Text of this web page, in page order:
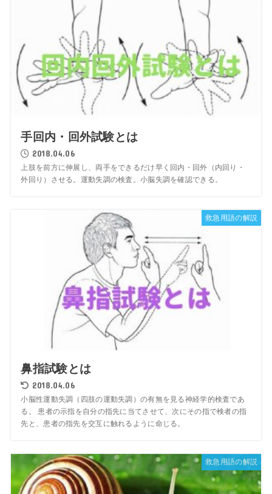
手回内・回外試験とは
2018.04.06
上肢を前方に伸展し、両手をできるだけ早く回内・回外（内回り・
外回り）させる。運動失調の検査。小脳失調を確認できる。
救急用語の解説
鼻指試験とは
2018.04.06
小脳性運動失調（四肢の運動失調）の有無を見る神経学的検査であ
る。 患者の示指を自分の指先に当てさせて、次にその指で検者の指
先と、患者の指先を交互に触れるように命じる。
救急用語の解説